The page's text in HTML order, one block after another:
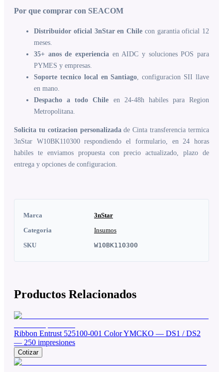
Por que comprar con SEACOM
Distribuidor oficial 3nStar en Chile con garantia oficial 12
meses.
35+ anos de experiencia en AIDC y soluciones POS para
PYMES y empresas.
Soporte tecnico local en Santiago, configuracion SII llave
en mano.
Despacho a todo Chile en 24-48h habiles para Region
Metropolitana.
Solicita tu cotizacion personalizadade Cinta transferencia termica
3nStar W10BK110300 respondiendo el formulario, en 24 horas
habiles te enviamos propuesta con precio actualizado, plazo de
entrega y opciones de configuracion.
Marca
3nStar
Categoria
Insumos
SKU
W10BK110300
Productos Relacionados
Ribbon Entrust 525100-001 Color YMCKO — DS1 / DS2
— 250 impresiones
Cotizar